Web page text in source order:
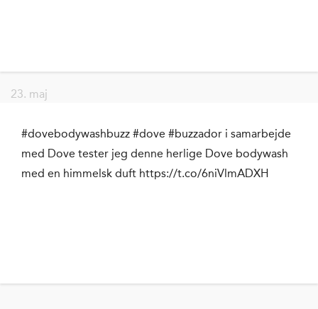
23. maj
#dovebodywashbuzz #dove #buzzador i samarbejde
med Dove tester jeg denne herlige Dove bodywash
med en himmelsk duft https://t.co/6niVlmADXH